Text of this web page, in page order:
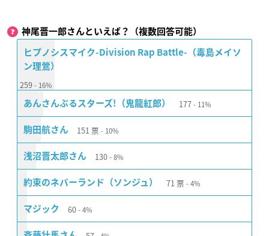
神尾晋一郎さんといえば？（複数回答可能）
ヒプノシスマイク-Division Rap Battle-（毒島メイソ
ン理鶯）
259 16%
あんさんぶるスターズ!（鬼龍紅郎） 177 11%
駒田航さん 151 票 10%
浅沼晋太郎さん 130 8%
約束のネバーランド（ソンジュ） 71 票 4%
マジック 60 4%